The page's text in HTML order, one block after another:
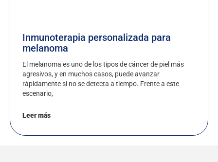
Inmunoterapia personalizada para
melanoma
El melanoma es uno de los tipos de cáncer de piel más
agresivos, y en muchos casos, puede avanzar
rápidamente si no se detecta a tiempo. Frente a este
escenario,
Leer más